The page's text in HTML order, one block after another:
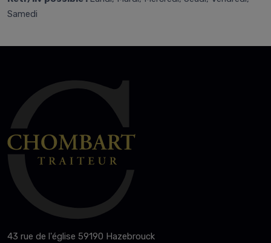
Samedi
43 rue de l'église 59190 Hazebrouck